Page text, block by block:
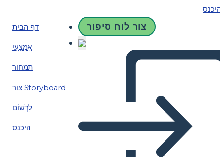
דף הבית
אֶמְצָעִי
תמחור
צור Storyboard
לִרְשׁוֹם
היכנס
צור לוח סיפור